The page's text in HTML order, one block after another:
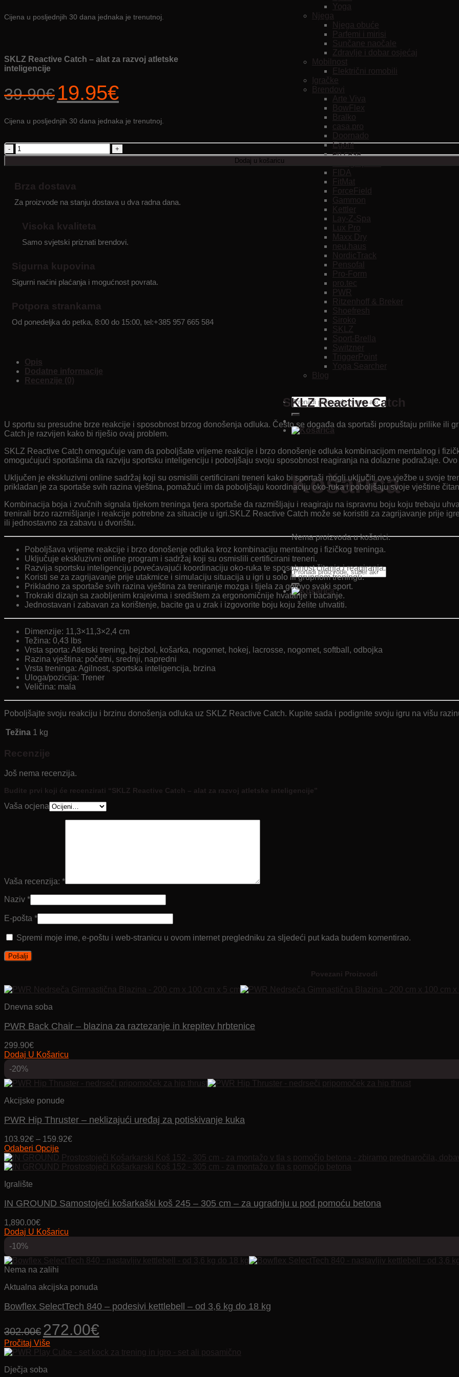
Yoga
Njega
Njega obuće
Parfemi i mirisi
Sunčane naočale
Zdravlje i dobar osjećaj
Mobilnost
Električni romobili
Igračke
Brendovi
Arte Viva
BowFlex
Bralko
casa.pro
Doornado
Egoni
en.casa
FIDA
FitMat
ForceField
Gammon
Kettler
Lay-Z-Spa
Lux Pro
Maxx Dry
neu.haus
NordicTrack
Pensofal
Pro-Form
pro.tec
PWR
Ritzenhoff & Breker
Shoefresh
Siroko
SKLZ
Sport-Brella
Switzner
TriggerPoint
Yoga Searcher
Blog
Pretraži:
Košarica
Nema proizvoda u košarici.
Pretraži:
bila
je:
Cijena u posljednjih 30 dana jednaka je trenutnoj.
SKLZ Reactive Catch – alat za razvoj atletske
inteligencije
39.90€ Izvorna
cijena
bila
39.90€.
19.95€cijena
je:
Cijena u posljednjih 30 dana jednaka je trenutnoj.
SKLZ
Reactive
Catch
alat
razvoj
inteligencije
količina
Dodaj u košaricu
Brza dostava
Za proizvode na stanju dostava u dva radna dana.
Visoka kvaliteta
Samo svjetski priznati brendovi.
Sigurna kupovina
Sigurni naćini plaćanja i mogućnost povrata.
Potpora strankama
Od ponedeljka do petka, 8:00 do 15:00, tel:+385 957 665 584
Opis
Dodatne informacije
Recenzije (0)
SKLZ Reactive Catch
U sportu su presudne brze reakcije i sposobnost brzog donošenja odluka. Često se događa da sportaši propuštaju prilike ili
Catch je razvijen kako bi riješio ovaj problem.
SKLZ Reactive Catch omogućuje vam da poboljšate vrijeme reakcije i brzo donošenje odluka kombinacijom mentalnog i
omogućujući sportašima da razviju sportsku inteligenciju i poboljšaju svoju sposobnost reagiranja na dolazne podražaje.
Uključen je ekskluzivni online sadržaj koji su osmislili certificirani treneri kako bi sportaši mogli uključiti ove vježbe u svoje
prikladan je za sportaše svih razina vještina, pomažući im da poboljšaju koordinaciju oko-ruka i poboljšaju svoje vještine
Kombinacija boja i zvučnih signala tijekom treninga tjera sportaše da razmišljaju i reagiraju na ispravnu boju koju trebaju
trenirali brzo razmišljanje i reakcije potrebne za situacije u igri.SKLZ Reactive Catch može se koristiti za zagrijavanje prije
ili jednostavno za zabavu u dvorištu.
Poboljšava vrijeme reakcije i brzo donošenje odluka kroz kombinaciju mentalnog i fizičkog treninga.
Uključuje ekskluzivni online program i sadržaj koji su osmislili certificirani treneri.
Razvija sportsku inteligenciju povećavajući koordinaciju oko-ruka te sposobnost čitanja i reagiranja.
Koristi se za zagrijavanje prije utakmice i simulaciju situacija u igri u solo ili grupnom treningu.
Prikladno za sportaše svih razina vještina za treniranje mozga i tijela za gotovo svaki sport.
Trokraki dizajn sa zaobljenim krajevima i središtem za ergonomičnije hvatanje i bacanje.
Jednostavan i zabavan za korištenje, bacite ga u zrak i izgovorite boju koju želite uhvatiti.
Dimenzije: 11,3×11,3×2,4 cm
Težina: 0,43 lbs
Vrsta sporta: Atletski trening, bejzbol, košarka, nogomet, hokej, lacrosse, nogomet, softball, odbojka
Razina vještina: početni, srednji, napredni
Vrsta treninga: Agilnost, sportska inteligencija, brzina
Uloga/pozicija: Trener
Veličina: mala
Poboljšajte svoju reakciju i brzinu donošenja odluka uz SKLZ Reactive Catch. Kupite sada i podignite svoju igru ​​na višu
Težina 1 kg
Recenzije
Još nema recenzija.
Budite prvi koji će recenzirati “SKLZ Reactive Catch – alat za razvoj atletske inteligencije”
Vaša ocjena
Vaša recenzija: *
Naziv *
E-pošta *
Spremi moje ime, e-poštu i web-stranicu u ovom internet pregledniku za sljedeći put kada budem komentirao.
Povezani Proizvodi
Dnevna soba
PWR Back Chair – blazina za raztezanje in krepitev hrbtenice
299.90€
Dodaj U Košaricu
-20%
Akcijske ponude
PWR Hip Thruster – neklizajući uređaj za potiskivanje kuka
103.92€ – 159.92€Price
103.92€
through
Odaberi Opcije
Ovaj
proizvod
više
Opcije
mogu
odabrati
na
stranici
proizvoda
Igralište
IN GROUND Samostojeći košarkaški koš 245 – 305 cm – za ugradnju u pod pomoću betona
1,890.00€
Dodaj U Košaricu
-10%
Nema na zalihi
Aktualna akcijska ponuda
Bowflex SelectTech 840 – podesivi kettlebell – od 3,6 kg do 18 kg
302.00€
Izvorna
cijena
bila
je:
272.00€cijena
272.00€.
Pročitaj Više
Dječja soba